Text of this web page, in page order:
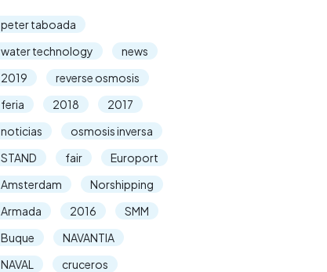
peter taboada
water technology
news
2019
reverse osmosis
feria
2018
2017
noticias
osmosis inversa
STAND
fair
Europort
Amsterdam
Norshipping
Armada
2016
SMM
Buque
NAVANTIA
NAVAL
cruceros